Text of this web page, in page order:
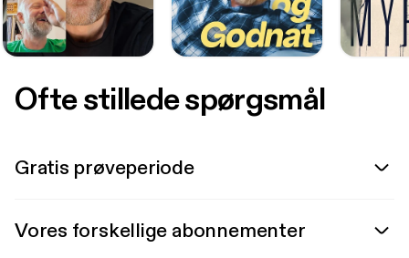
Ofte stillede spørgsmål
Gratis prøveperiode
Vores forskellige abonnementer